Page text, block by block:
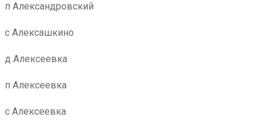
п Александровский
с Алексашкино
д Алексеевка
п Алексеевка
с Алексеевка